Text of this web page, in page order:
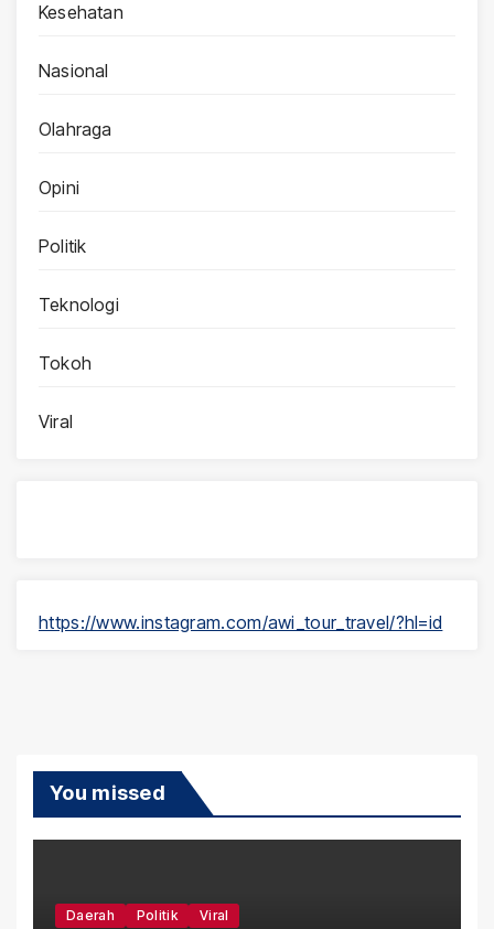
Kesehatan
Nasional
Olahraga
Opini
Politik
Teknologi
Tokoh
Viral
https://www.instagram.com/awi_tour_travel/?hl=id
You missed
Daerah Politik Viral